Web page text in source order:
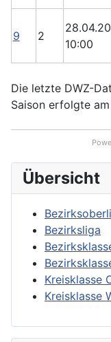
Übersicht
Bezirksliga
Kreisklasse
Kreisklasse
9 2
10:00
Die letzte DWZ-
Saison erfolgte